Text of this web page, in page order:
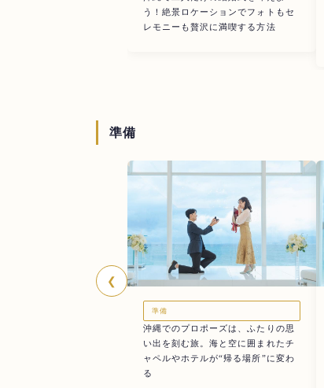
う！絶景ロケーションでフォトもセ
レモニーも贅沢に満喫する方法
準備
❮
準備
沖縄でのプロポーズは、ふたりの思
い出を刻む旅。海と空に囲まれたチ
ャペルやホテルが“帰る場所”に変わ
る